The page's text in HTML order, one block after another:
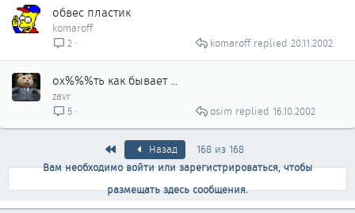
обвес пластик
komaroff
2
20.11.2002
komaroff
ох%%%ть как бывает ...
zavr
5
16.10.2002
osim
ПервыйНазад
168 из 168
Вам необходимо войти или зарегистрироваться, чтобы
размещать здесь сообщения.